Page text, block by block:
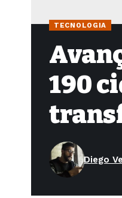
TECNOLOGIA
190
Diego